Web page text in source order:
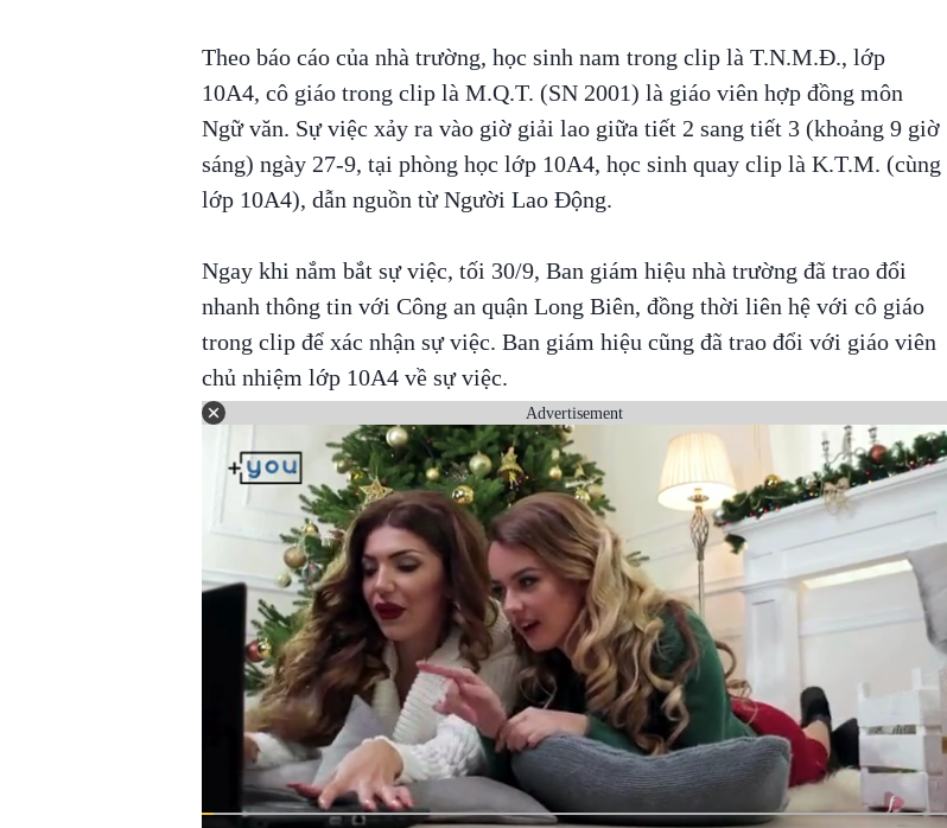
Theo báo cáo của nhà trường, học sinh nam trong clip là T.N.M.Đ., lớp
10A4, cô giáo trong clip là M.Q.T. (SN 2001) là giáo viên hợp đồng môn
Ngữ văn. Sự việc xảy ra vào giờ giải lao giữa tiết 2 sang tiết 3 (khoảng 9 giờ
sáng) ngày 27-9, tại phòng học lớp 10A4, học sinh quay clip là K.T.M. (cùng
lớp 10A4), dẫn nguồn từ Người Lao Động.
Ngay khi nắm bắt sự việc, tối 30/9, Ban giám hiệu nhà trường đã trao đổi
nhanh thông tin với Công an quận Long Biên, đồng thời liên hệ với cô giáo
trong clip để xác nhận sự việc. Ban giám hiệu cũng đã trao đổi với giáo viên
chủ nhiệm lớp 10A4 về sự việc.
Advertisement